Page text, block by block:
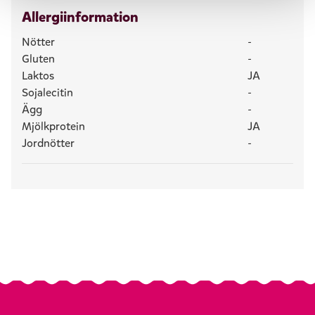
Allergiinformation
Nötter
-
Gluten
-
Laktos
JA
Sojalecitin
-
Ägg
-
Mjölkprotein
JA
Jordnötter
-